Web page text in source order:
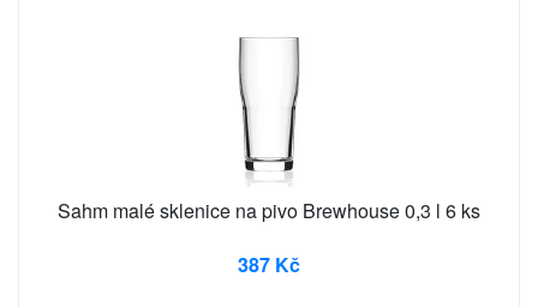
Sahm malé sklenice na pivo Brewhouse 0,3 l 6 ks
387 Kč